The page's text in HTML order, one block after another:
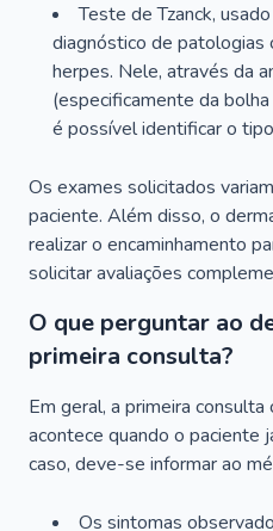
Teste de Tzanck,
diagnóstico de patologias
herpes. Nele, através da
(especificamente da
é possível identificar o
Os exames solicitados
paciente. Além disso, o
realizar o encaminhamento
solicitar avaliações
O que perguntar ao
primeira consulta?
Em geral, a primeira
acontece quando o paciente
caso, deve-se informar ao
Os sintomas